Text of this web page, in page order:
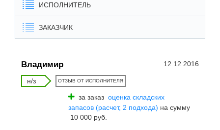
ИСПОЛНИТЕЛЬ
ЗАКАЗЧИК
Владимир 12.12.2016
н/з ОТЗЫВ ОТ ИСПОЛНИТЕЛЯ
за заказ оценка складских
запасов (расчет, 2 подхода) на сумму
10 000 руб.